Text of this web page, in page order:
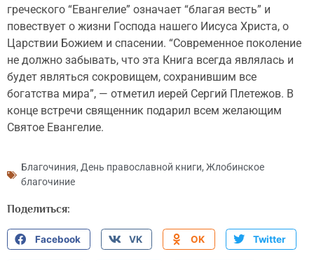
греческого “Евангелие” означает “благая весть” и
повествует о жизни Господа нашего Иисуса Христа, о
Царствии Божием и спасении. “Современное поколение
не должно забывать, что эта Книга всегда являлась и
будет являться сокровищем, сохранившим все
богатства мира”, — отметил иерей Сергий Плетежов. В
конце встречи священник подарил всем желающим
Святое Евангелие.
Благочиния, День православной книги, Жлобинское
благочиние
Поделиться:
Facebook VK OK Twitter